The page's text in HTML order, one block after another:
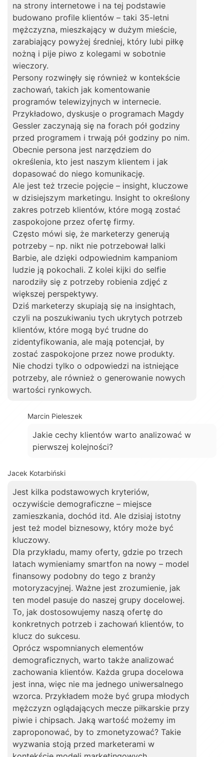
na strony internetowe i na tej podstawie
budowano profile klientów – taki 35-letni
mężczyzna, mieszkający w dużym mieście,
zarabiający powyżej średniej, który lubi piłkę
nożną i pije piwo z kolegami w sobotnie
wieczory.
Persony rozwinęły się również w kontekście
zachowań, takich jak komentowanie
programów telewizyjnych w internecie.
Przykładowo, dyskusje o programach Magdy
Gessler zaczynają się na forach pół godziny
przed programem i trwają pół godziny po nim.
Obecnie persona jest narzędziem do
określenia, kto jest naszym klientem i jak
dopasować do niego komunikację.
Ale jest też trzecie pojęcie – insight, kluczowe
w dzisiejszym marketingu. Insight to określony
zakres potrzeb klientów, które mogą zostać
zaspokojone przez ofertę firmy.
Często mówi się, że marketerzy generują
potrzeby – np. nikt nie potrzebował lalki
Barbie, ale dzięki odpowiednim kampaniom
ludzie ją pokochali. Z kolei kijki do selfie
narodziły się z potrzeby robienia zdjęć z
większej perspektywy.
Dziś marketerzy skupiają się na insightach,
czyli na poszukiwaniu tych ukrytych potrzeb
klientów, które mogą być trudne do
zidentyfikowania, ale mają potencjał, by
zostać zaspokojone przez nowe produkty.
Nie chodzi tylko o odpowiedzi na istniejące
potrzeby, ale również o generowanie nowych
wartości rynkowych.
Marcin Pieleszek
Jakie cechy klientów warto analizować w
pierwszej kolejności?
Jacek Kotarbiński
Jest kilka podstawowych kryteriów,
oczywiście demograficzne – miejsce
zamieszkania, dochód itd. Ale dzisiaj istotny
jest też model biznesowy, który może być
kluczowy.
Dla przykładu, mamy oferty, gdzie po trzech
latach wymieniamy smartfon na nowy – model
finansowy podobny do tego z branży
motoryzacyjnej. Ważne jest zrozumienie, jak
ten model pasuje do naszej grupy docelowej.
To, jak dostosowujemy naszą ofertę do
konkretnych potrzeb i zachowań klientów, to
klucz do sukcesu.
Oprócz wspomnianych elementów
demograficznych, warto także analizować
zachowania klientów. Każda grupa docelowa
jest inna, więc nie ma jednego uniwersalnego
wzorca. Przykładem może być grupa młodych
mężczyzn oglądających mecze piłkarskie przy
piwie i chipsach. Jaką wartość możemy im
zaproponować, by to zmonetyzować? Takie
wyzwania stoją przed marketerami w